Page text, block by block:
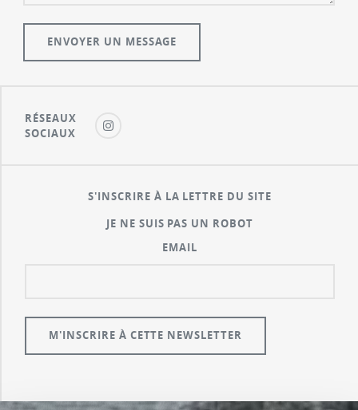
RÉSEAUX
SOCIAUX
S'INSCRIRE À LA LETTRE DU SITE
JE NE SUIS PAS UN ROBOT
EMAIL